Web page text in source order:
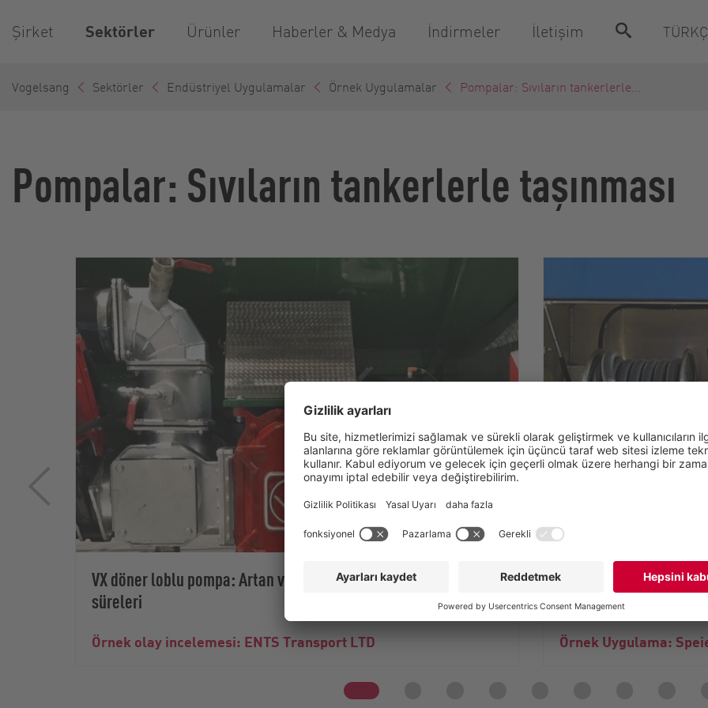
Şirket Sektörler Ürünler Haberler & Medya İndirmeler İletişim
Vogelsang Sektörler Endüstriyel Uygulamalar Örnek Uygulamalar Pompalar: Sıvıların tankerlerle...
Pompalar: Sıvıların tankerlerle taşınması
VX döner loblu pompa: Artan verimlilik ve yarıya inen yükleme
süreleri
Örnek olay incelemesi: ENTS Transport LTD
VX Serisi: Tankerler
azaltılması
Örnek Uygulama: